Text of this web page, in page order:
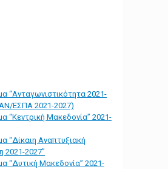
“Ανταγωνιστικότητα 2021-
ΕΣΠΑ 2021-2027)
“Κεντρική Μακεδονία” 2021-
“Δίκαιη Αναπτυξιακή
2027”
“Δυτική Μακεδονία” 2021-